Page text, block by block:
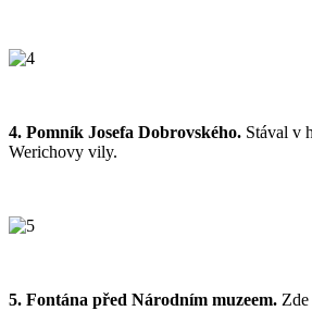
4. Pomník Josefa Dobrovského. Stával v
Werichovy vily.
5. Fontána před Národním muzeem.